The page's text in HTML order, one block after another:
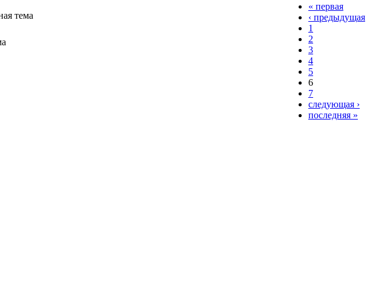
тема
« первая
‹ предыдущая
1
2
3
4
5
6
7
следующая ›
последняя »